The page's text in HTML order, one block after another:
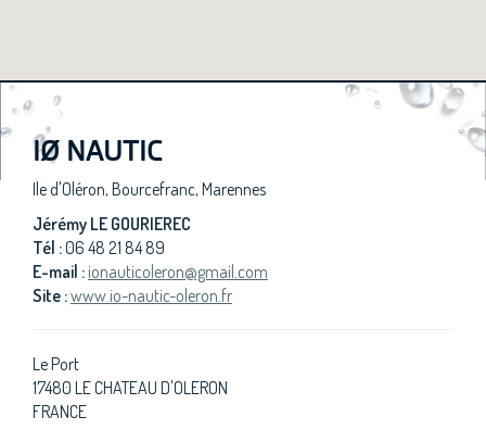
IØ NAUTIC
Ile d'Oléron, Bourcefranc, Marennes
Jérémy LE GOURIEREC
Tél :06 48 21 84 89
E-mail : ionauticoleron@gmail.com
Site :www.io-nautic-oleron.fr
Le Port
17480 LE CHATEAU D'OLERON
FRANCE